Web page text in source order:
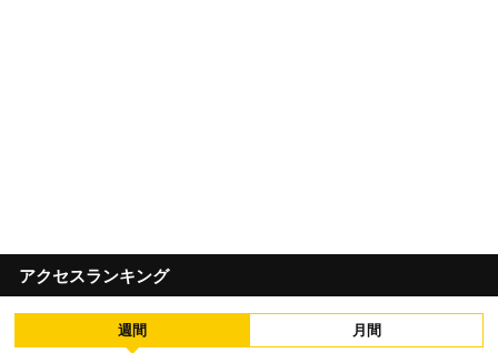
アクセスランキング
週間 月間